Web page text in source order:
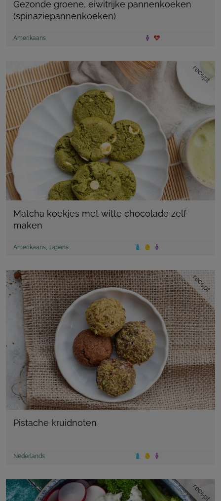
Gezonde groene, eiwitrijke pannenkoeken
(spinaziepannenkoeken)
Amerikaans
recept
Matcha koekjes met witte chocolade zelf
maken
Amerikaans Japans
recept
Pistache kruidnoten
Nederlands
recept